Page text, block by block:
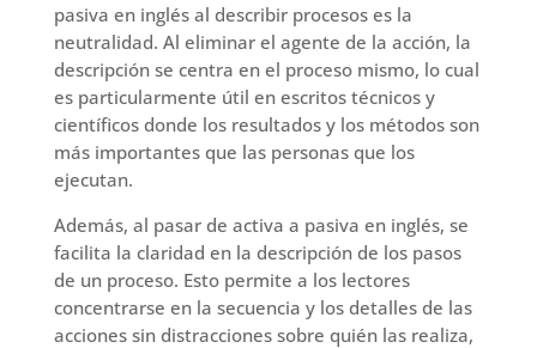
pasiva en inglés al describir procesos es la
neutralidad. Al eliminar el agente de la acción, la
descripción se centra en el proceso mismo, lo cual
es particularmente útil en escritos técnicos y
científicos donde los resultados y los métodos son
más importantes que las personas que los
ejecutan.
Además, al pasar de activa a pasiva en inglés, se
facilita la claridad en la descripción de los pasos
de un proceso. Esto permite a los lectores
concentrarse en la secuencia y los detalles de las
acciones sin distracciones sobre quién las realiza,